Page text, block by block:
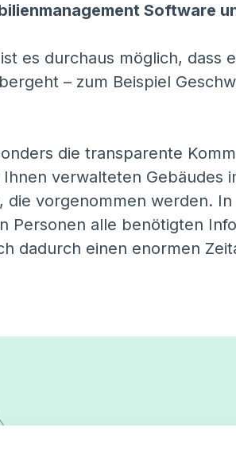
Software
es durchaus möglich, dass
– zum Beispiel
die transparente
verwalteten Gebäudes
die vorgenommen werden.
Personen alle benötigten
dadurch einen enormen